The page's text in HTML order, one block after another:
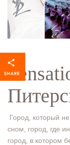
Город, который
сном, город, где
город, в котором